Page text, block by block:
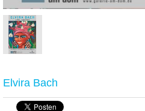
Elvira Bach